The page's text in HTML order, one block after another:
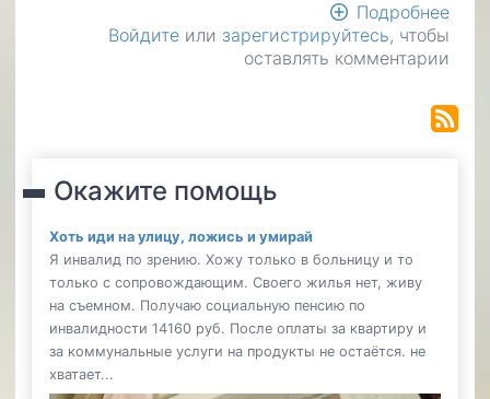
Подробнее
с
Войдите или зарегистрируйтесь, чтобы
оставлять комментарии
Окажите помощь
Хоть иди на улицу, ложись и умирай
Я инвалид по зрению. Хожу только в больницу и то
только с сопровождающим. Своего жилья нет, живу
на съемном. Получаю социальную пенсию по
инвалидности 14160 руб. После оплаты за квартиру и
за коммунальные услуги на продукты не остаётся. не
хватает...